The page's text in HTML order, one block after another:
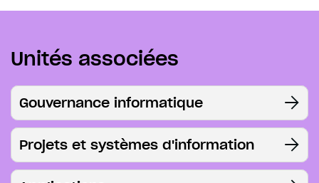
Unités associées
Gouvernance informatique
Projets et systèmes d'information